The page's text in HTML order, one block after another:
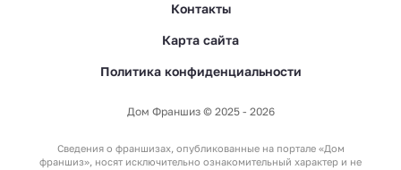
Контакты
Карта сайта
Политика конфиденциальности
Дом Франшиз © 2025 - 2026